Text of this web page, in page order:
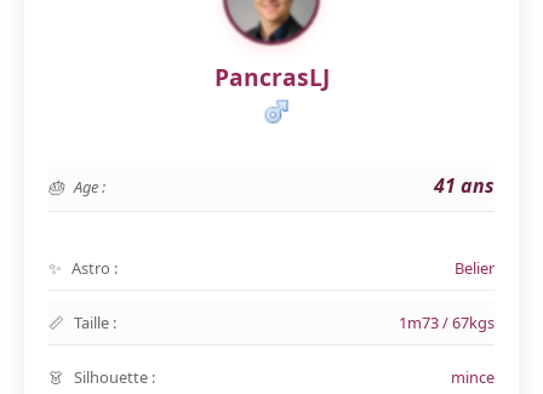
PancrasLJ
Age : 41 ans
Astro : Belier
Taille : 1m73 / 67kgs
Silhouette : mince